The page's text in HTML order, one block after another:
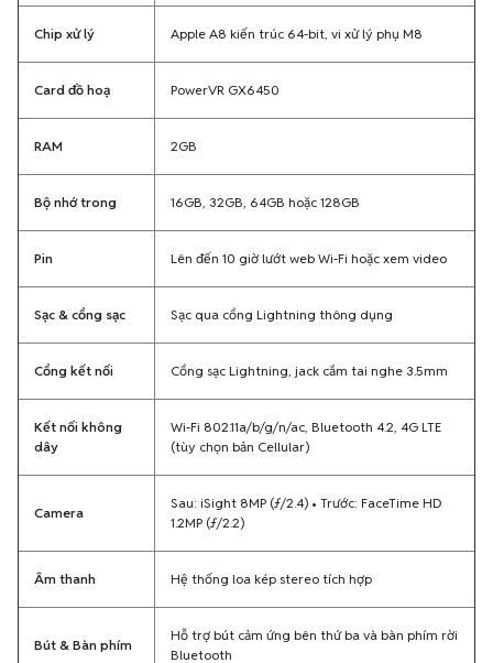
Chip xử lý Apple A8 kiến trúc 64-bit, vi xử lý phụ M8
Card đồ hoạ PowerVR GX6450
RAM 2GB
Bộ nhớ trong 16GB, 32GB, 64GB hoặc 128GB
Pin Lên đến 10 giờ lướt web Wi-Fi hoặc xem video
Sạc & cổng sạc Sạc qua cổng Lightning thông dụng
Cổng kết nối Cổng sạc Lightning, jack cắm tai nghe 3.5mm
Kết nối không
dây
Wi-Fi 802.11a/b/g/n/ac, Bluetooth 4.2, 4G LTE
(tùy chọn bản Cellular)
Camera
Sau: iSight 8MP (ƒ/2.4) • Trước: FaceTime HD
1.2MP (ƒ/2.2)
Âm thanh Hệ thống loa kép stereo tích hợp
Bút & Bàn phím
Hỗ trợ bút cảm ứng bên thứ ba và bàn phím rời
Bluetooth